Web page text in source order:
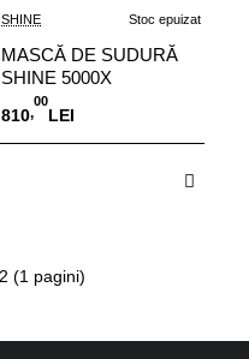
SHINE Stoc epuizat
MASCĂ DE SUDURĂ
SHINE 5000X
810,
00
LEI
(1 pagini)